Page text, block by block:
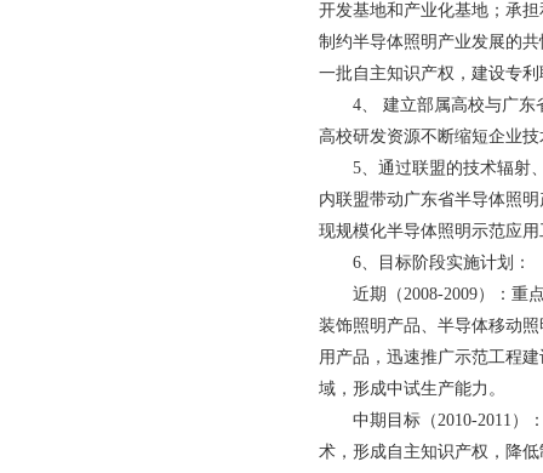
开发基地和产业化基地；承
制约半导体照明产业发展的
一批自主知识产权，建设专
4、 建立部属高校与广
高校研发资源不断缩短企业
5、通过联盟的技术辐射
内联盟带动广东省半导体照
现规模化半导体照明示范应用
6、目标阶段实施计划：
近期（2008-2009）：重
装饰照明产品、半导体移动
用产品，迅速推广示范工程
域，形成中试生产能力。
中期目标（2010-2011）
术，形成自主知识产权，降